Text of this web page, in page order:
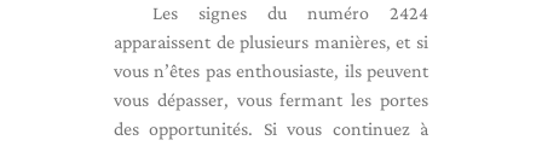
Les signes du numéro 2424
apparaissent de plusieurs manières, et si
vous n’êtes pas enthousiaste, ils peuvent
vous dépasser, vous fermant les portes
des opportunités. Si vous continuez à